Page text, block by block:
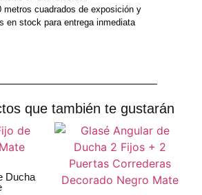
metros cuadrados de exposición y
en stock para entrega inmediata
que también te gustarán
Ducha